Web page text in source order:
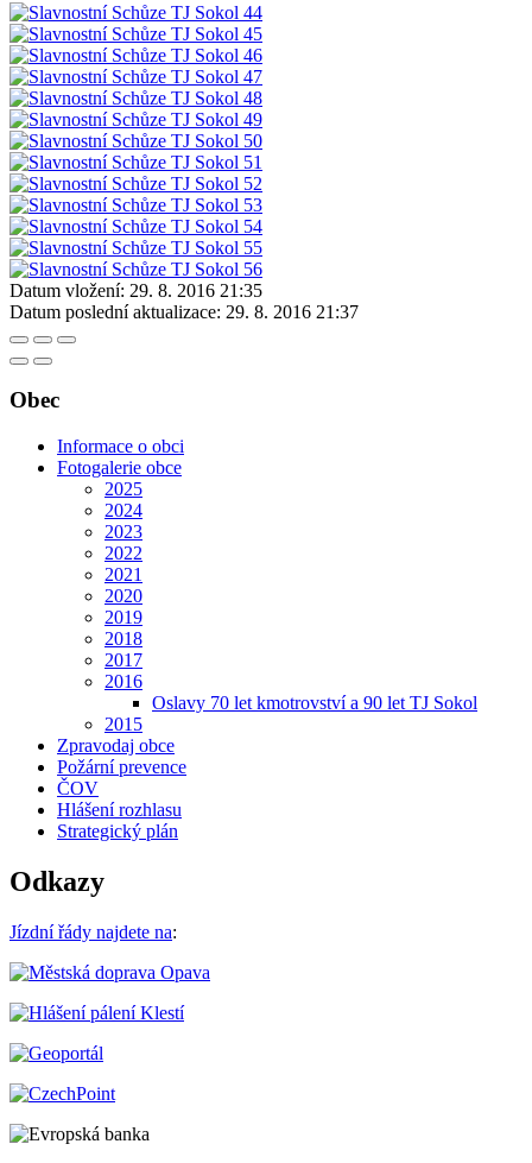
Datum vložení: 29. 8. 2016 21:35
Datum poslední aktualizace: 29. 8. 2016 21:37
Obec
Informace o obci
Fotogalerie obce
2025
2024
2023
2022
2021
2020
2019
2018
2017
2016
Oslavy 70 let kmotrovství a 90 let TJ Sokol
2015
Zpravodaj obce
Požární prevence
ČOV
Hlášení rozhlasu
Strategický plán
Odkazy
Jízdní řády najdete na: